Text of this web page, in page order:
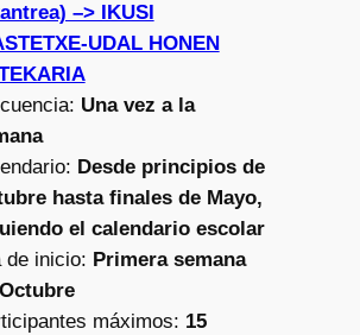
–> IKUSI
UDAL HONEN
Una vez a la
Desde principios de
hasta finales de Mayo,
el calendario escolar
de inicio: Primera semana
máximos: 15